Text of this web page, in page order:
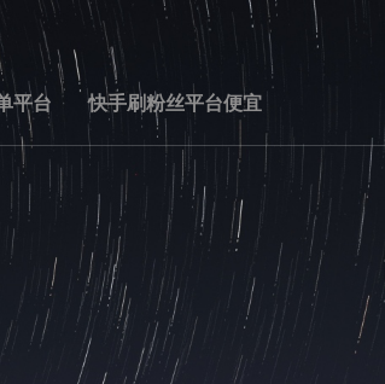
平台 快手刷粉丝平台便宜